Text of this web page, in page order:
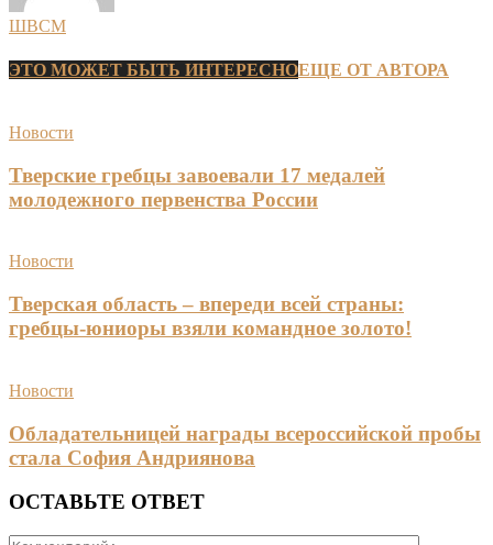
ШВСМ
ЭТО МОЖЕТ БЫТЬ ИНТЕРЕСНОЕЩЕ ОТ АВТОРА
Новости
Тверские гребцы завоевали 17 медалей
молодежного первенства России
Новости
Тверская область – впереди всей страны:
гребцы-юниоры взяли командное золото!
Новости
Обладательницей награды всероссийской пробы
стала София Андриянова
ОСТАВЬТЕ ОТВЕТ